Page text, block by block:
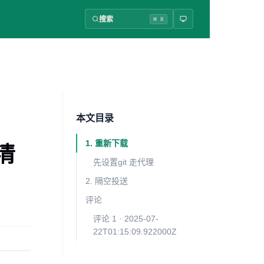
搜索 ⌘ K
本文目录
1. 重新下载
先设置git 走代理
2. 隔空投送
评论
评论 1 · 2025-07-
22T01:15:09.922000Z